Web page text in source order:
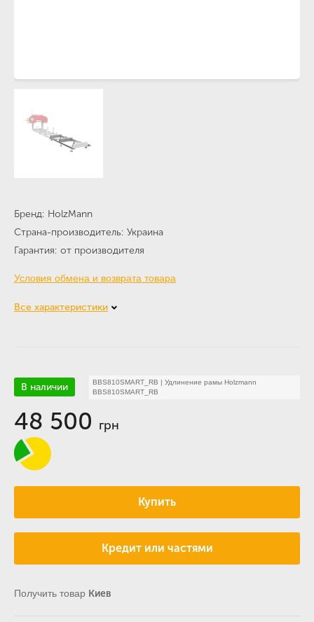
Бренд HolzMann
Страна-производитель Украина
Гарантия от производителя
Условия обмена и возврата товара
Все характеристики
В наличии BBS810SMART_RB | Удлинение рамы Holzmann
BBS810SMART_RB
48 500 грн
Купить
Кредит или частями
Получить товар Киев